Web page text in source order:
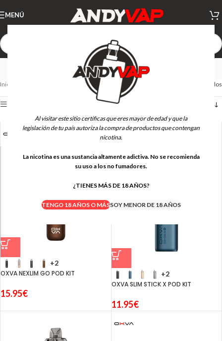
Al visitar este sitio certificas que eres mayor de edad y que la
legislación de tu país autoriza la compra de productos que contengan
nicotina.
La nicotina es una sustancia altamente adictiva. No se recomienda
su uso a los no fumadores.
¿TIENES MÁS DE 18 AÑOS?
TENGO 18 AÑOS O MÁSSOY MENOR DE 18 AÑOS
MENÚ
OXVA - POD
Inicio Mostrando los 10 resultados
+2
OXVA NEXLIM GO POD KIT
15.95€
NUEVO
+2
OXVA SLIM STICK X POD KIT
11.95€